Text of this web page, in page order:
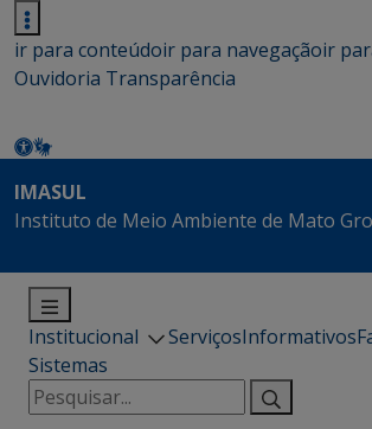
ir para conteúdoir para navegaçãoir
Ouvidoria Transparência
IMASUL
Instituto de Meio Ambiente de Mato
Institucional ServiçosInformativos
Sistemas
Pesquisar
por: